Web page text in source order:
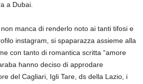
a Dubai.
manca di renderlo noto ai tanti tifosi e
instagram, si spaparazza assieme alla
con tanto di romantica scritta “amore
hanno deciso di approdare
del Cagliari, Igli Tare, ds della Lazio, i